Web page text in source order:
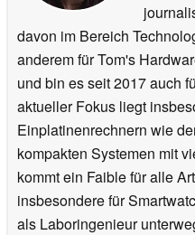
davon im Bereich
anderem für Tom's
und bin es seit 2017 auch
aktueller Fokus liegt
Einplatinenrechnern wie
kompakten Systemen mit
kommt ein Faible für alle
insbesondere für
als Laboringenieur